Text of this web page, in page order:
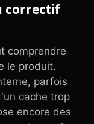
correctif
comprendre
le produit.
parfois
cache trop
encore des